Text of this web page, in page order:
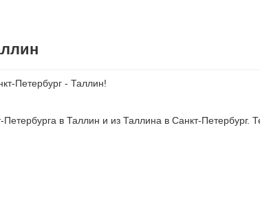
Петербург - Таллин!
в Таллин и из Таллина в Санкт-